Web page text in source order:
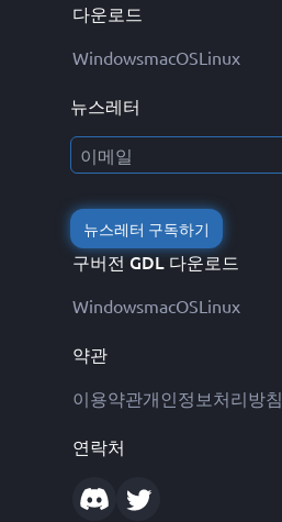
다운로드
WindowsmacOSLinux
뉴스레터
뉴스레터 구독하기
구버전 GDL 다운로드
WindowsmacOSLinux
약관
이용약관개인정보처리방침
연락처